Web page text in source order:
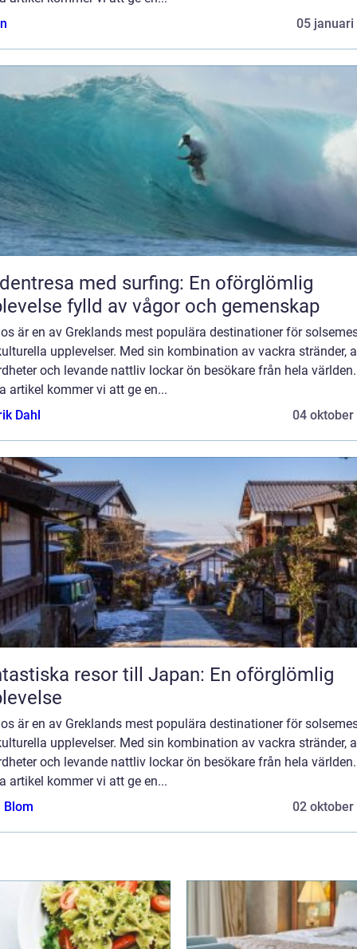
05 januari
med surfing: En oförglömlig
fylld av vågor och gemenskap
är en av Greklands mest populära destinationer för
upplevelser. Med sin kombination av vackra stränder,
och levande nattliv lockar ön besökare från hela
artikel kommer vi att ge en...
Dahl
04 oktober
resor till Japan: En oförglömlig
är en av Greklands mest populära destinationer för
upplevelser. Med sin kombination av vackra stränder,
och levande nattliv lockar ön besökare från hela
artikel kommer vi att ge en...
Blom
02 oktober